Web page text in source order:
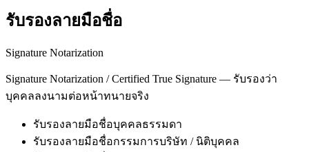
รับรองลายมือชื่อ
Signature Notarization
Signature Notarization / Certified True Signature — รับรองว่า
บุคคลลงนามต่อหน้าทนายจริง
รับรองลายมือชื่อบุคคลธรรมดา
รับรองลายมือชื่อกรรมการบริษัท / นิติบุคคล